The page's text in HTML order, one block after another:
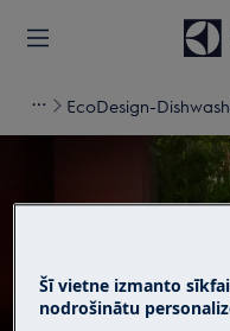
EcoDesign-
Atbalsts
Šī vietne izmanto
nodrošinātu